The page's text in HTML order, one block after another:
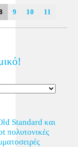
9 10 11
Standard και
πολυτονικές